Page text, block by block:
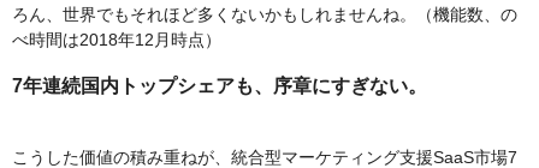
ろん、世界でもそれほど多くないかもしれませんね。（機能数、の
べ時間は2018年12月時点）
7年連続国内トップシェアも、序章にすぎない。
こうした価値の積み重ねが、統合型マーケティング支援SaaS市場7